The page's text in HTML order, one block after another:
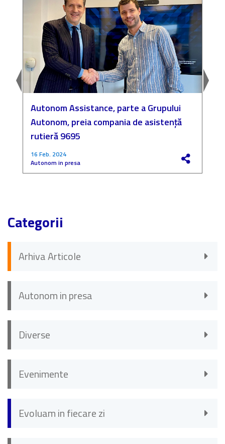
Autonom Assistance, parte a Grupului
Autonom, preia compania de asistență
rutieră 9695
16 Feb. 2024
Autonom in presa
Categorii
Arhiva Articole
Autonom in presa
Diverse
Evenimente
Evoluam in fiecare zi